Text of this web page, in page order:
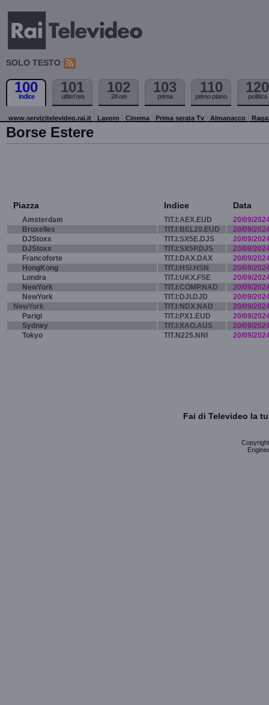
SOLO TESTO
100
indice
101
ultim'ora
102
24 ore
103
prima
110
primo piano
120
politica
www.servizitelevideo.rai.it Lavoro Cinema Prima serata Tv Almanacco
Borse Estere
Piazza Indice Data
Amsterdam TIT.I:AEX.EUD
20/09/
Bruxelles
TIT.I:BEL20.EUD
20/09/
DJStoxx
TIT.I:SX5E.DJS
20/09/
DJStoxx
TIT.I:SX5P.DJS
20/09/
Francoforte
TIT.I:DAX.DAX
20/09/
HongKong
TIT.I:HSI.HSN
20/09/
Londra
TIT.I:UKX.FSE
20/09/
NewYork
TIT.I:COMP.NAD
20/09/
NewYork
TIT.I:DJI.DJD
20/09/
NewYork
TIT.I:NDX.NAD
20/09/
Parigi
TIT.I:PX1.EUD
20/09/
Sydney
TIT.I:XAO.AUS
20/09/
Tokyo
TIT.N225.NNI 20/09/
Fai di Televideo la